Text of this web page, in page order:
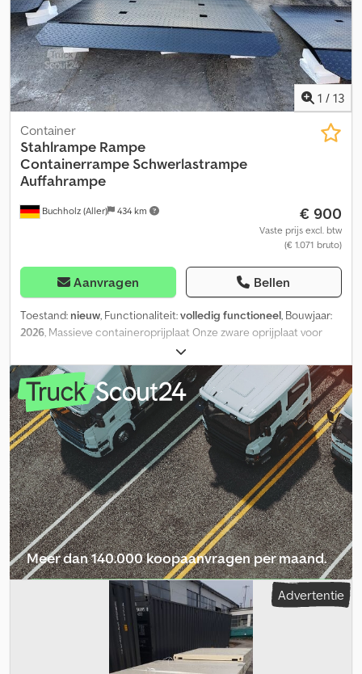
Duitsland mogelijk tegen meerprijs. Wij zien uw aanvraag graag
tegemoet! Team Globaltainer
1 / 13
Buchholz (Aller) 434 km
Container
Stahlrampe Rampe
Containerrampe Schwerlastrampe
Auffahrampe
€ 900
Vaste prijs excl. btw
(€ 1.071 bruto)
Aanvragen Bellen
Toestand: nieuw, Functionaliteit:volledig functioneel, Bouwjaar:
2026, Massieve containeroprijplaat Onze zware oprijplaat voor
containers maakt het mogelijk om containers snel en eenvoudig
te laden en te lossen. Bovendien zorgt onze oprijplaat voor een
veilige toegang tot uw container. Het laden van pallets met een
palletwagen wordt hierdoor een eenvoudige klus. Maar onze
oprijplaat kan niet alleen met een palletwagen, handkar, steekkar
of kruiwagen worden gebruikt, maar ook met een intern
transportvoertuig (vorkheftruck). Onze oprijplaat is voorzien van
een in hoogte verstelbare lip die zich perfect aanpast aan de
container. Chodpfxsznvg Ho Aicea Afmetingen: 2000 x 200 x 1800
mm (breedte x hoogte x lengte) Gewicht: 360 kg
Leveringsomvang: 1 x containeroprijplaat Draagkracht: ca. 7 ton
Uw Globaltainer GmbH-team
Meer dan 140.000 koopaanvragen per maand.
Selecteer dealerpakket Advertentie